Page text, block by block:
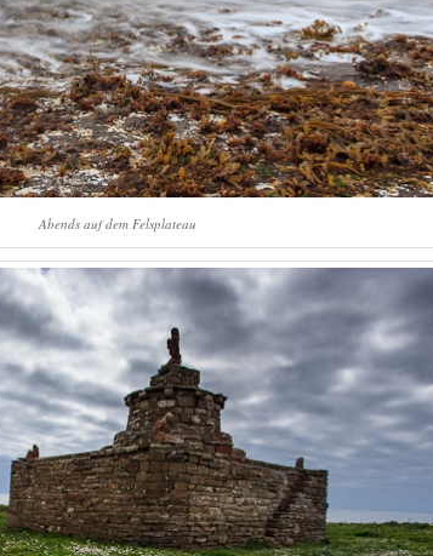
Abends auf dem Felsplateau